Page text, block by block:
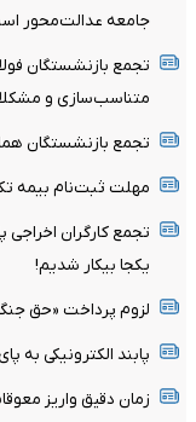
جامعه عدالت‌محور
تجمع بازنشستگان
متناسب‌سازی و
تجمع بازنشستگان
مهلت ثبت‌نام بیمه
تجمع کارگران اخراجی
یکجا بیکار شدیم!
لزوم پرداخت «حق
پابند الکترونیکی به
زمان دقیق واریز